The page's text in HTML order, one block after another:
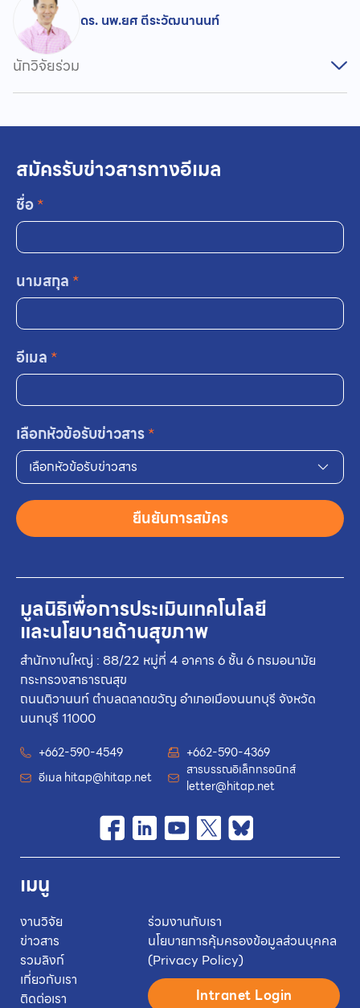
ดร. นพ.ยศ ตีระวัฒนานนท์
นักวิจัยร่วม
มูลนิธิเพื่อการประเมินเทคโนโลยี
และนโยบายด้านสุขภาพ
สำนักงานใหญ่ : 88/22 หมู่ที่ 4 อาคาร 6 ชั้น 6 กรมอนามัย
กระทรวงสาธารณสุข
ถนนติวานนท์ ตำบลตลาดขวัญ อำเภอเมืองนนทบุรี จังหวัด
นนทบุรี 11000
+662-590-4549
+662-590-4369
อีเมล hitap@hitap.net
สารบรรณอิเล็กทรอนิกส์
letter@hitap.net
เมนู
งานวิจัย
ข่าวสาร
รวมลิงก์
เกี่ยวกับเรา
ติดต่อเรา
ร่วมงานกับเรา
นโยบายการคุ้มครองข้อมูลส่วนบุคคล
(Privacy Policy)
Intranet Login
สมัครรับข่าวสารทางอีเมล
ชื่อ*
นามสกุล *
อีเมล *
เลือกหัวข้อรับข่าวสาร*
เลือกหัวข้อรับข่าวสาร
ยืนยันการสมัคร